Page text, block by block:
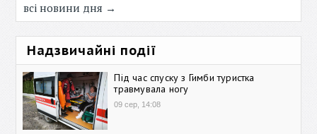
всі новини дня →
Надзвичайні події
Під час спуску з Гимби туристка
травмувала ногу
09 сер, 14:08